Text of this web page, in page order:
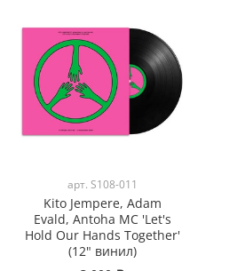
арт. S108-011
Kito Jempere, Adam
Evald, Antoha MC 'Let's
Hold Our Hands Together'
(12" винил)